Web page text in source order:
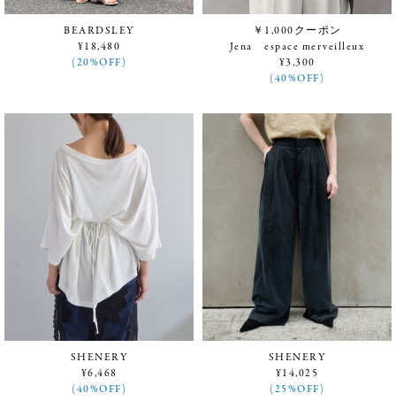
BEARDSLEY
¥18,480
(20%OFF)
￥1,000クーポン
Jena espace merveilleux
¥3,300
(40%OFF)
SHENERY
¥6,468
(40%OFF)
SHENERY
¥14,025
(25%OFF)